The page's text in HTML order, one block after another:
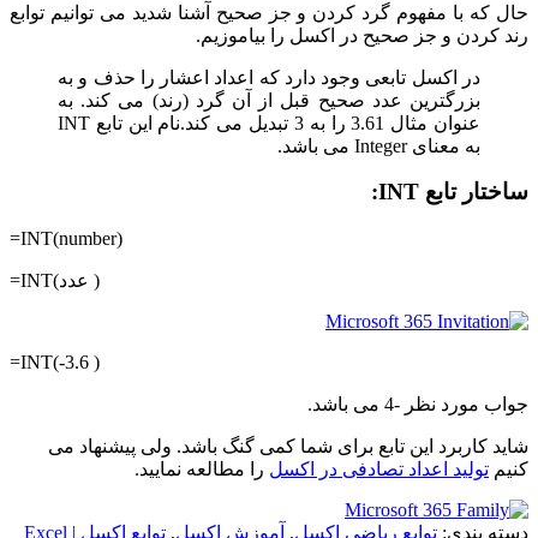
حال که با مفهوم گرد کردن و جز صحیح آشنا شدید می توانیم توابع
رند کردن و جز صحیح در اکسل را بیاموزیم.
در اکسل تابعی وجود دارد که اعداد اعشار را حذف و به
بزرگترین عدد صحیح قبل از آن گرد (رند) می کند. به
عنوان مثال 3.61 را به 3 تبدیل می کند.نام این تابع INT
به معنای Integer می باشد.
ساختار تابع INT:
=INT(number)
=INT(عدد )
=INT(-3.6 )
جواب مورد نظر -4 می باشد.
شاید کاربرد این تابع برای شما کمی گنگ باشد. ولی پیشنهاد می
کنیم تولید اعداد تصادفی در اکسل را مطالعه نمایید.
دسته بندی: توابع ریاضی اکسل, آموزش اکسل,
توابع اکسل | Excel